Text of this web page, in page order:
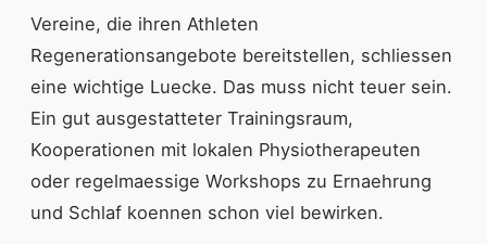
Vereine, die ihren Athleten
Regenerationsangebote bereitstellen, schliessen
eine wichtige Luecke. Das muss nicht teuer sein.
Ein gut ausgestatteter Trainingsraum,
Kooperationen mit lokalen Physiotherapeuten
oder regelmaessige Workshops zu Ernaehrung
und Schlaf koennen schon viel bewirken.